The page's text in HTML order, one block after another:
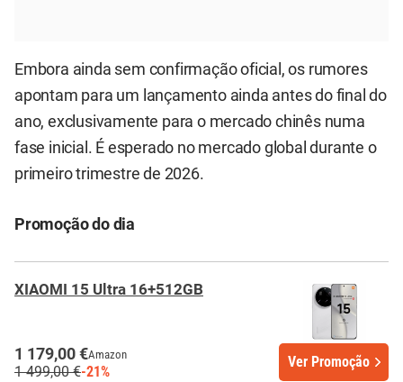
Embora ainda sem confirmação oficial, os rumores
apontam para um lançamento ainda antes do final do
ano, exclusivamente para o mercado chinês numa
fase inicial. É esperado no mercado global durante o
primeiro trimestre de 2026.
Promoção do dia
XIAOMI 15 Ultra 16+512GB
1 179,00 €Amazon
1 499,00 €-21%
Ver Promoção